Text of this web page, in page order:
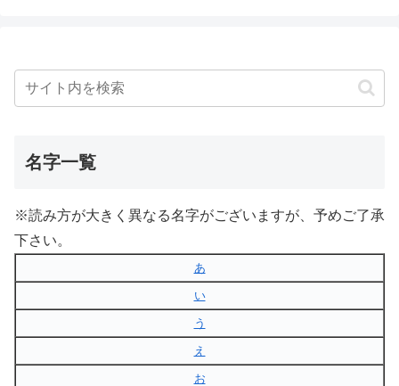
名字一覧
※読み方が大きく異なる名字がございますが、予めご了承
下さい。
あ
い
う
え
お